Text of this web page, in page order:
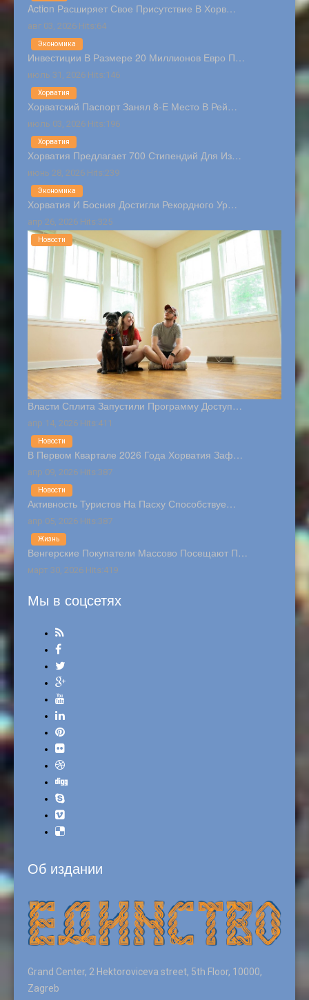
Action Расширяет Свое Присутствие В Хорв…
авг 03, 2026 Hits:64
Инвестиции В Размере 20 Миллионов Евро П…
июль 31, 2026 Hits:146
Экономика
Хорватский Паспорт Занял 8-Е Место В Рей…
июль 03, 2026 Hits:196
Хорватия
Хорватия Предлагает 700 Стипендий Для Из…
июнь 28, 2026 Hits:239
Хорватия
Хорватия И Босния Достигли Рекордного Ур…
апр 26, 2026 Hits:325
Экономика
Власти Сплита Запустили Программу Доступ…
апр 14, 2026 Hits:411
Новости
В Первом Квартале 2026 Года Хорватия Заф…
апр 09, 2026 Hits:387
Новости
Активность Туристов На Пасху Способствуе…
апр 05, 2026 Hits:387
Новости
Венгерские Покупатели Массово Посещают П…
март 30, 2026 Hits:419
Жизнь
Мы в соцсетях
Об издании
Grand Center, 2 Hektoroviceva street, 5th Floor, 10000,
Zagreb